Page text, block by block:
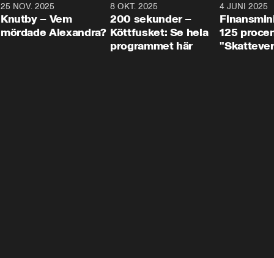
31:05
25 NOV. 2025
Knutby – Vem
mördade Alexandra?
4:29
8 OKT. 2025
200 sekunder –
Köttfusket: Se hela
programmet här
4 JUNI 2025
125